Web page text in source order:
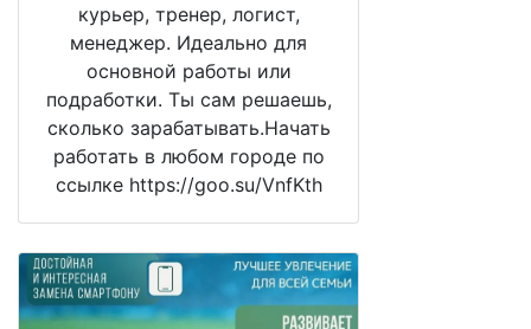
курьер, тренер, логист,
менеджер. Идеально для
основной работы или
подработки. Ты сам решаешь,
сколько зарабатывать.Начать
работать в любом городе по
ссылке https://goo.su/VnfKth